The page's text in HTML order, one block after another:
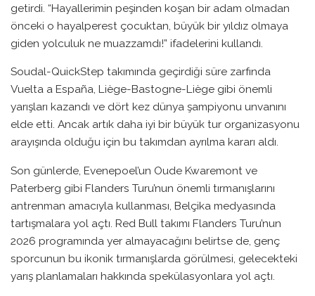
getirdi. “Hayallerimin peşinden koşan bir adam olmadan
önceki o hayalperest çocuktan, büyük bir yıldız olmaya
giden yolculuk ne muazzamdı!” ifadelerini kullandı.
Soudal-QuickStep takımında geçirdiği süre zarfında
Vuelta a España, Liège-Bastogne-Liège gibi önemli
yarışları kazandı ve dört kez dünya şampiyonu unvanını
elde etti. Ancak artık daha iyi bir büyük tur organizasyonu
arayışında olduğu için bu takımdan ayrılma kararı aldı.
Son günlerde, Evenepoel’un Oude Kwaremont ve
Paterberg gibi Flanders Turu’nun önemli tırmanışlarını
antrenman amacıyla kullanması, Belçika medyasında
tartışmalara yol açtı. Red Bull takımı Flanders Turu’nun
2026 programında yer almayacağını belirtse de, genç
sporcunun bu ikonik tırmanışlarda görülmesi, gelecekteki
yarış planlamaları hakkında spekülasyonlara yol açtı.